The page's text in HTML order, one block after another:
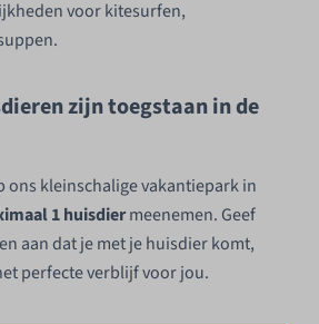
voor kitesurfen,
zijn toegstaan in de
ons kleinschalige vakantiepark in
1 huisdiermeenemen. Geef
aan dat je met je huisdier komt,
perfecte verblijf voor jou.